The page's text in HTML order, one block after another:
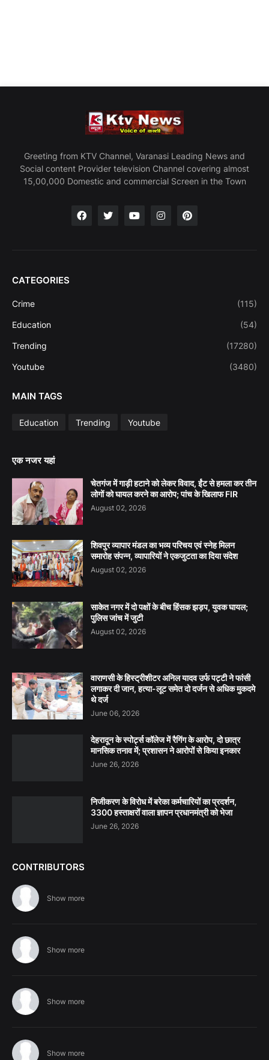
Greeting from KTV Channel, Varanasi Leading News and
Social content Provider television Channel covering almost
15,00,000 Domestic and commercial Screen in the Town
CATEGORIES
Crime (115)
Education (54)
Trending (17280)
Youtube (3480)
MAIN TAGS
Education Trending Youtube
एक नजर यहां
चेतगंज में गाड़ी हटाने को लेकर विवाद, ईंट से हमला कर तीन
लोगों को घायल करने का आरोप; पांच के खिलाफ FIR
August 02, 2026
शिवपुर व्यापार मंडल का भव्य परिचय एवं स्नेह मिलन
समारोह संपन्न, व्यापारियों ने एकजुटता का दिया संदेश
August 02, 2026
साकेत नगर में दो पक्षों के बीच हिंसक झड़प, युवक घायल;
पुलिस जांच में जुटी
August 02, 2026
वाराणसी के हिस्ट्रीशीटर अनिल यादव उर्फ पट्टी ने फांसी
लगाकर दी जान, हत्या-लूट समेत दो दर्जन से अधिक मुकदमे
थे दर्ज
June 06, 2026
देहरादून के स्पोर्ट्स कॉलेज में रैगिंग के आरोप, दो छात्र
मानसिक तनाव में; प्रशासन ने आरोपों से किया इनकार
June 26, 2026
निजीकरण के विरोध में बरेका कर्मचारियों का प्रदर्शन,
3300 हस्ताक्षरों वाला ज्ञापन प्रधानमंत्री को भेजा
June 26, 2026
CONTRIBUTORS
Show more
Show more
Show more
Show more